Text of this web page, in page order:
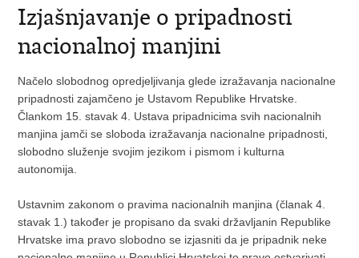
Izjašnjavanje o pripadnosti
nacionalnoj manjini
Načelo slobodnog opredjeljivanja glede izražavanja nacionalne
pripadnosti zajamčeno je Ustavom Republike Hrvatske.
Člankom 15. stavak 4. Ustava pripadnicima svih nacionalnih
manjina jamči se sloboda izražavanja nacionalne pripadnosti,
slobodno služenje svojim jezikom i pismom i kulturna
autonomija.
Ustavnim zakonom o pravima nacionalnih manjina (članak 4.
stavak 1.) također je propisano da svaki državljanin Republike
Hrvatske ima pravo slobodno se izjasniti da je pripadnik neke